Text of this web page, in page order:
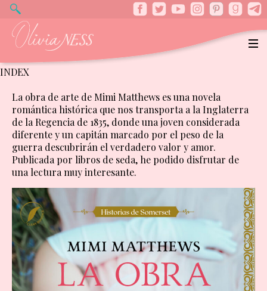
INDEX
La obra de arte de Mimi Matthews es una novela
romántica histórica que nos transporta a la Inglaterra
de la Regencia de 1835, donde una joven considerada
diferente y un capitán marcado por el peso de la
guerra descubrirán el verdadero valor y amor.
Publicada por libros de seda, he podido disfrutar de
una lectura muy interesante.